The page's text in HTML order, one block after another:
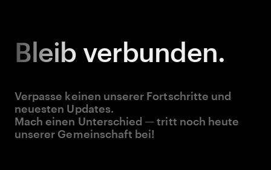
Bleib verbunden.
Verpasse keinen unserer Fortschritte und
neuesten Updates.
Mach einen Unterschied — tritt noch heute
unserer Gemeinschaft bei!